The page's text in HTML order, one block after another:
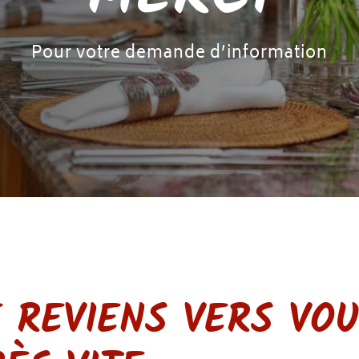
Pour votre demande d’information
VERS